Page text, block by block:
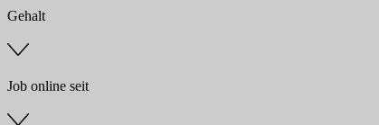
Gehalt
Job online seit